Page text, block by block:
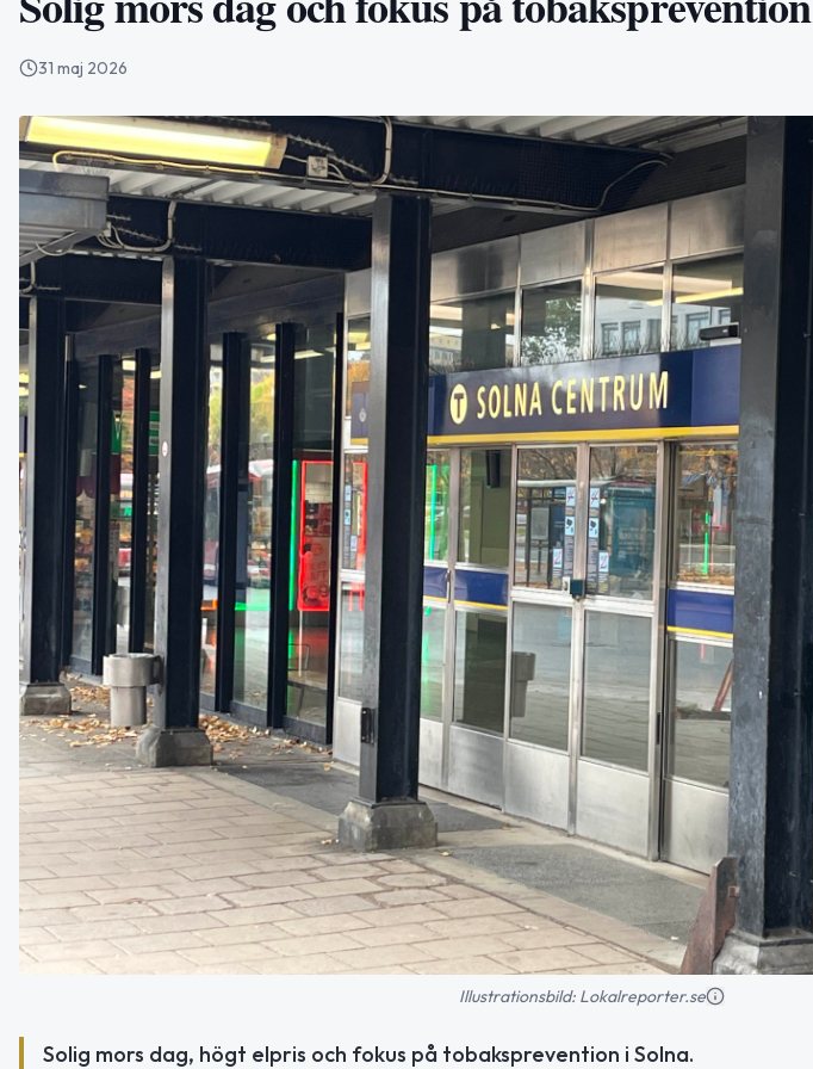
31 maj 2026
Illustrationsbild: Lokalreporter.se
Solig mors dag, högt elpris och fokus på tobaksprevention i Solna.